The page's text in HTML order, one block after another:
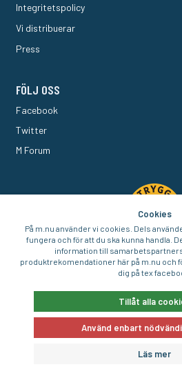
Integritetspolicy
Vi distribuerar
Press
FÖLJ OSS
Facebook
Twitter
M Forum
Cookies
På m.nu använder vi cookies. Dels
fungera och för att du ska kunna handla.
information till
produktrekomendationer här på m.nu och
dig på tex
Tillåt alla
Använd enbart
Läs mer